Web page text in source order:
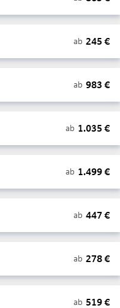
ab 245 €
ab 983 €
ab 1.035 €
ab 1.499€
ab 447 €
ab 278€
ab 519€